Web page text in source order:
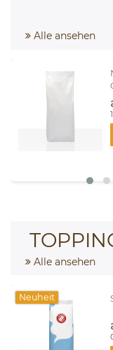
Alle ansehen
1
Alle ansehen
Neuheit